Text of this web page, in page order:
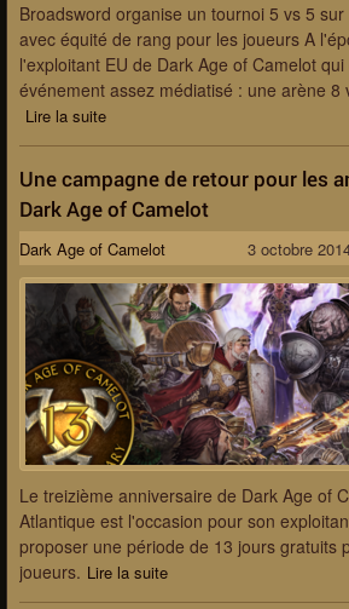
Broadsword organise un tournoi 5 vs 5
avec équité de rang pour les joueurs A
l'exploitant EU de Dark Age of Camelot
événement assez médiatisé : une arène 8
Lire la suite
Une campagne de retour pour les
Dark Age of Camelot
Dark Age of Camelot 3 octobre
Le treizième anniversaire de Dark Age of
Atlantique est l'occasion pour son
proposer une période de 13 jours gratuits
joueurs. Lire la suite